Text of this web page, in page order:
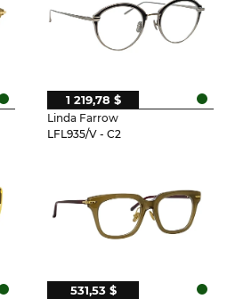
Linda Farrow
LFL935/V - C2
1 219,78 $
531,53 $